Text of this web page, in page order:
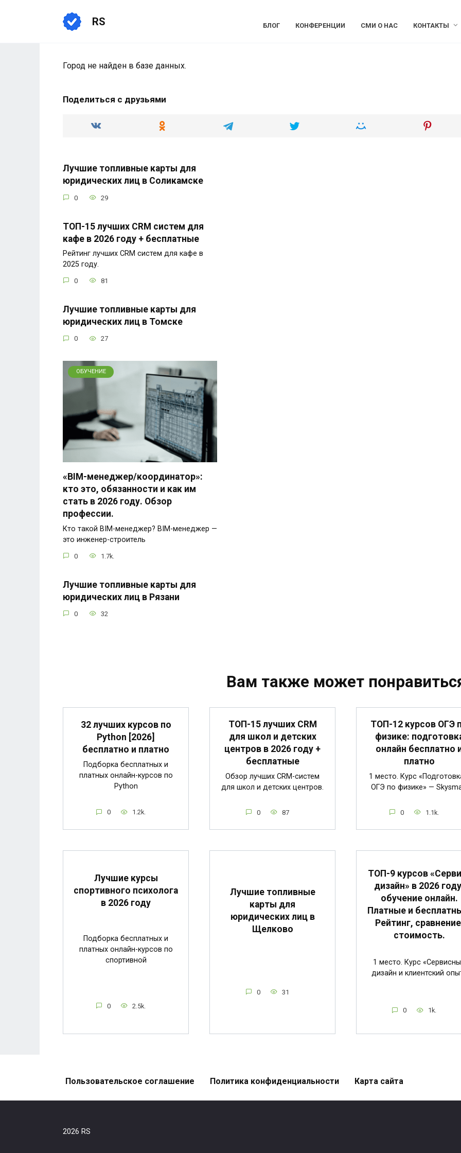
RS БЛОГ КОНФЕРЕНЦИИ СМИ О НАС КОНТАКТЫ
Город не найден в базе данных.
Поделиться с друзьями
Лучшие топливные карты для
юридических лиц в Соликамске
0 29
ТОП-15 лучших CRM систем для
кафе в 2026 году + бесплатные
Рейтинг лучших CRM систем для кафе в
2025 году.
0 81
Лучшие топливные карты для
юридических лиц в Томске
0 27
ОБУЧЕНИЕ
«BIM-менеджер/координатор»:
кто это, обязанности и как им
стать в 2026 году. Обзор
профессии.
Кто такой BIM-менеджер? BIM-менеджер —
это инженер-строитель
0 1.7k.
Лучшие топливные карты для
юридических лиц в Рязани
0 32
Вам также может
32 лучших курсов по
Python [2026]
бесплатно и платно
Подборка бесплатных и
платных онлайн-курсов по
Python
0 1.2k.
ТОП-15 лучших CRM
для школ и детских
центров в 2026 году +
бесплатные
Обзор лучших CRM-систем
для школ и детских центров.
0 87
ТОП-12 курсов ОГЭ
физике:
онлайн бесплатно
платно
1 место. Курс
ОГЭ по физике» —
0 1.1k.
Лучшие курсы
спортивного психолога
в 2026 году
Подборка бесплатных и
платных онлайн-курсов по
спортивной
0 2.5k.
Лучшие топливные
карты для
юридических лиц в
Щелково
0 31
ТОП-9 курсов
дизайн» в 2026
обучение онлайн.
Платные и
Рейтинг,
стоимость.
1 место. Курс
дизайн и клиентский
0 1k.
Пользовательское соглашение Политика конфиденциальности Карта сайта
2026 RS